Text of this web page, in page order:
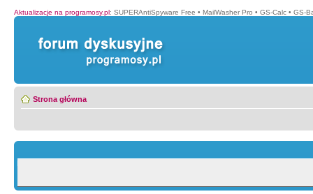
Aktualizacje na programosy.pl: SUPERAntiSpyware Free • MailWasher Pro • GS-Calc • GS-
Strona główna